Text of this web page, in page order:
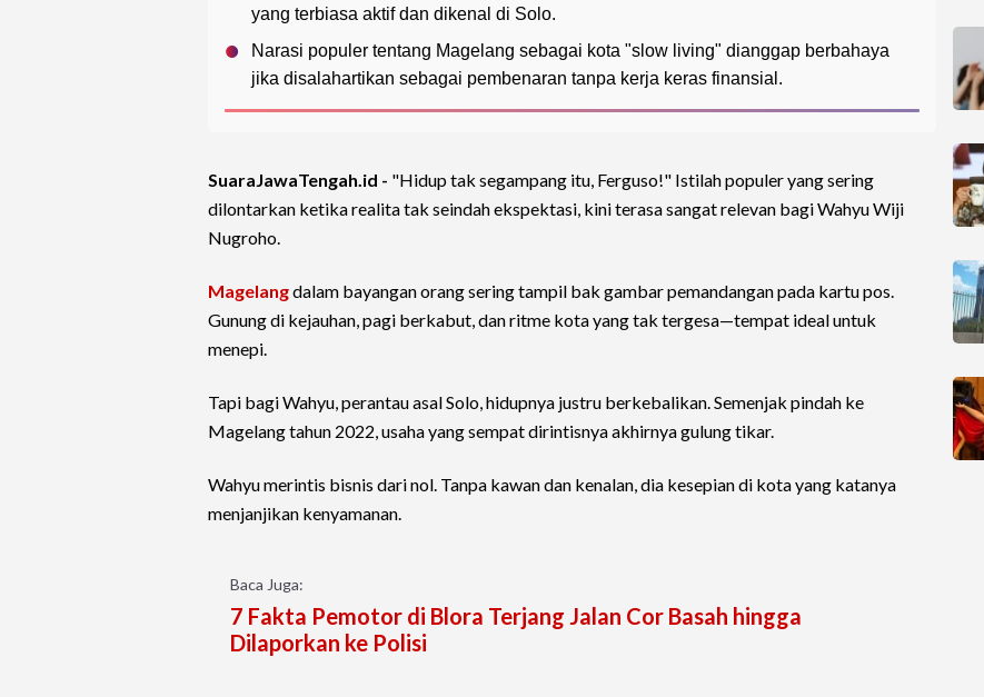
yang terbiasa aktif dan dikenal di Solo.
Narasi populer tentang Magelang sebagai kota "slow living" dianggap berbahaya
jika disalahartikan sebagai pembenaran tanpa kerja keras finansial.
SuaraJawaTengah.id - "Hidup tak segampang itu, Ferguso!" Istilah populer yang sering
dilontarkan ketika realita tak seindah ekspektasi, kini terasa sangat relevan bagi Wahyu Wiji
Nugroho.
Magelangdalam bayangan orang sering tampil bak gambar pemandangan pada kartu pos.
Gunung di kejauhan, pagi berkabut, dan ritme kota yang tak tergesa—tempat ideal untuk
menepi.
Tapi bagi Wahyu, perantau asal Solo, hidupnya justru berkebalikan. Semenjak pindah ke
Magelang tahun 2022, usaha yang sempat dirintisnya akhirnya gulung tikar.
Wahyu merintis bisnis dari nol. Tanpa kawan dan kenalan, dia kesepian di kota yang katanya
menjanjikan kenyamanan.
Baca Juga:
7 Fakta Pemotor di Blora Terjang Jalan Cor Basah hingga
Dilaporkan ke Polisi